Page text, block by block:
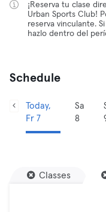
¡Reserva tu clase
Urban Sports Club!
reserva vinculante.
hazlo dentro del
Schedule
Today,
Fr 7
Sa
8
Classes